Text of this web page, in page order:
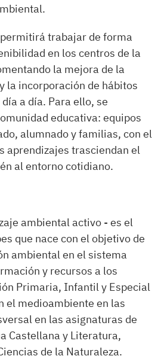
trabajar de forma
en los centros de la
la mejora de la
la incorporación de hábitos
a día. Para ello, se
educativa: equipos
alumnado y familias, con el
aprendizajes trasciendan el
al entorno cotidiano.
ambiental activo - es el
que nace con el objetivo de
ambiental en el sistema
y recursos a los
Primaria, Infantil y Especial
el medioambiente en las
en las asignaturas de
Castellana y Literatura,
de la Naturaleza.